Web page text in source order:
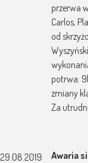
przerwa
Carlos,
od
potrwa:
zmiany
Za
29.08.2019
Awaria